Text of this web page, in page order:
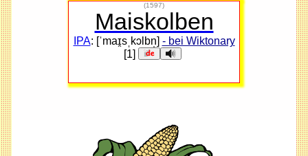
(1597)
Maiskolben
IPA: [ˈmaɪ̯sˌkɔlbn̩] - bei Wiktonary
[1]